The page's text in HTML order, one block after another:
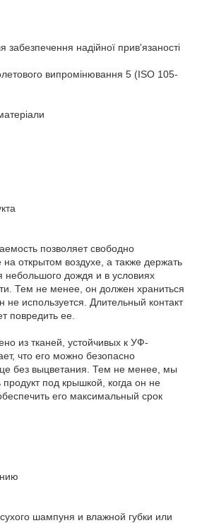
забезпечення надійної прив'язаності
випромінювання 5 (ISO 105-
позволяет свободно
на открытом воздухе, а также держать
небольшого дождя и в условиях
Тем не менее, он должен храниться
не используется. Длительный контакт
повредить ее.
из тканей, устойчивых к УФ-
что его можно безопасно
без выцветания. Тем не менее, мы
под крышкой, когда он не
его максимальный срок
шампуня и влажной губки или